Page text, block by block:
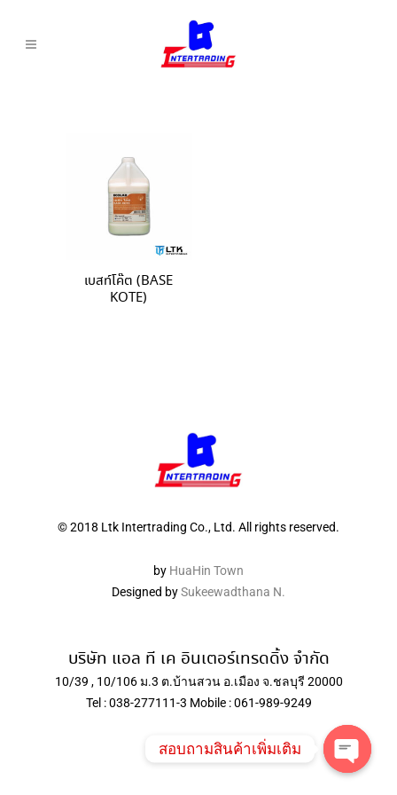
เบสท์โค๊ต (BASE
KOTE)
© 2018 Ltk Intertrading Co., Ltd. All rights reserved.
by HuaHin Town
Designed bySukeewadthana N.
บริษัท แอล ที เค อินเตอร์เทรดดิ้ง จำกัด
10/39 , 10/106 ม.3 ต.บ้านสวน อ.เมือง จ.ชลบุรี 20000
Tel : 038-277111-3 Mobile : 061-989-9249
สอบถามสินค้าเพิ่มเติม
Open